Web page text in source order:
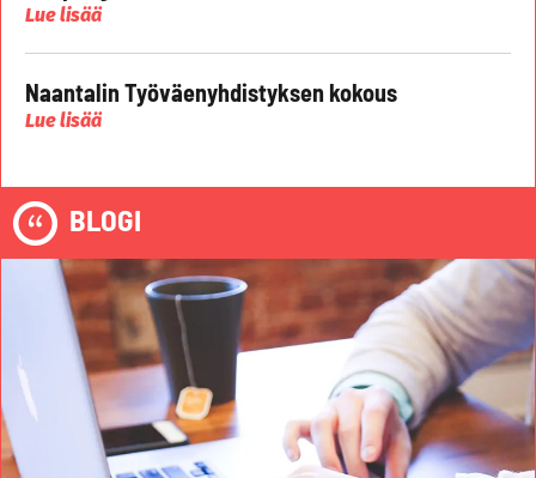
Lue lisää
Naantalin Työväenyhdistyksen kokous
Lue lisää
BLOGI